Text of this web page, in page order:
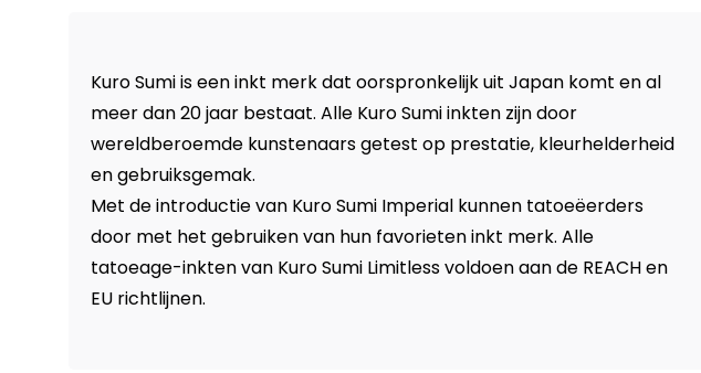
Kuro Sumi is een inkt merk dat oorspronkelijk uit Japan komt en al
meer dan 20 jaar bestaat. Alle Kuro Sumi inkten zijn door
wereldberoemde kunstenaars getest op prestatie, kleurhelderheid
en gebruiksgemak.
Met de introductie van Kuro Sumi Imperial kunnen tatoeëerders
door met het gebruiken van hun favorieten inkt merk. Alle
tatoeage-inkten van Kuro Sumi Limitless voldoen aan de REACH en
EU richtlijnen.